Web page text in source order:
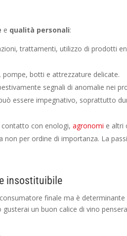
e qualità personali:
trattamenti, utilizzo di prodotti
pompe, botti e attrezzature delicate.
segnali di anomalie nei
essere impegnativo, soprattutto
contatto con enologi,agronomi e altri
non per ordine di importanza. La
insostituibile
finale ma è
un buon calice di vino